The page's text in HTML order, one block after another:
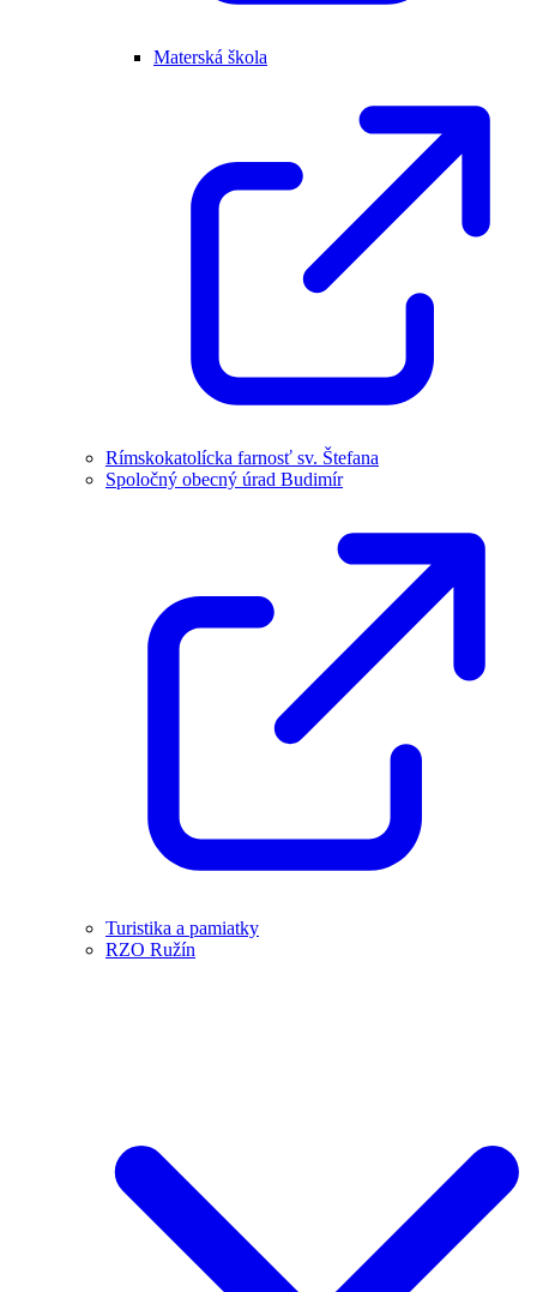
Materská škola
Rímskokatolícka farnosť sv. Štefana
Spoločný obecný úrad Budimír
Turistika a pamiatky
RZO Ružín